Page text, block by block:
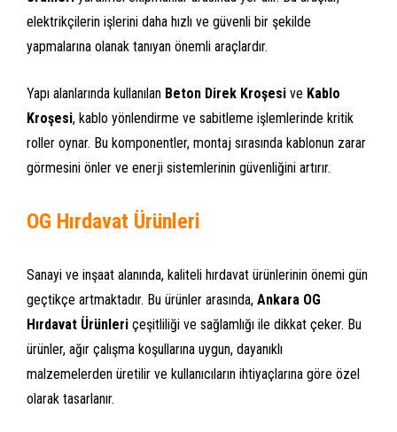
elektrikçilerin işlerini daha hızlı ve güvenli bir şekilde
yapmalarına olanak tanıyan önemli araçlardır.
Yapı alanlarında kullanılan Beton Direk Kroşesi ve Kablo
Kroşesi, kablo yönlendirme ve sabitleme işlemlerinde kritik
roller oynar. Bu komponentler, montaj sırasında kablonun zarar
görmesini önler ve enerji sistemlerinin güvenliğini artırır.
OG Hırdavat Ürünleri
Sanayi ve inşaat alanında, kaliteli hırdavat ürünlerinin önemi gün
geçtikçe artmaktadır. Bu ürünler arasında, Ankara OG
Hırdavat Ürünleri çeşitliliği ve sağlamlığı ile dikkat çeker. Bu
ürünler, ağır çalışma koşullarına uygun, dayanıklı
malzemelerden üretilir ve kullanıcıların ihtiyaçlarına göre özel
olarak tasarlanır.